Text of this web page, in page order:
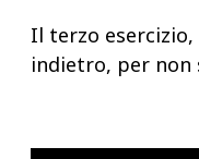
Il terzo
indietro, per non